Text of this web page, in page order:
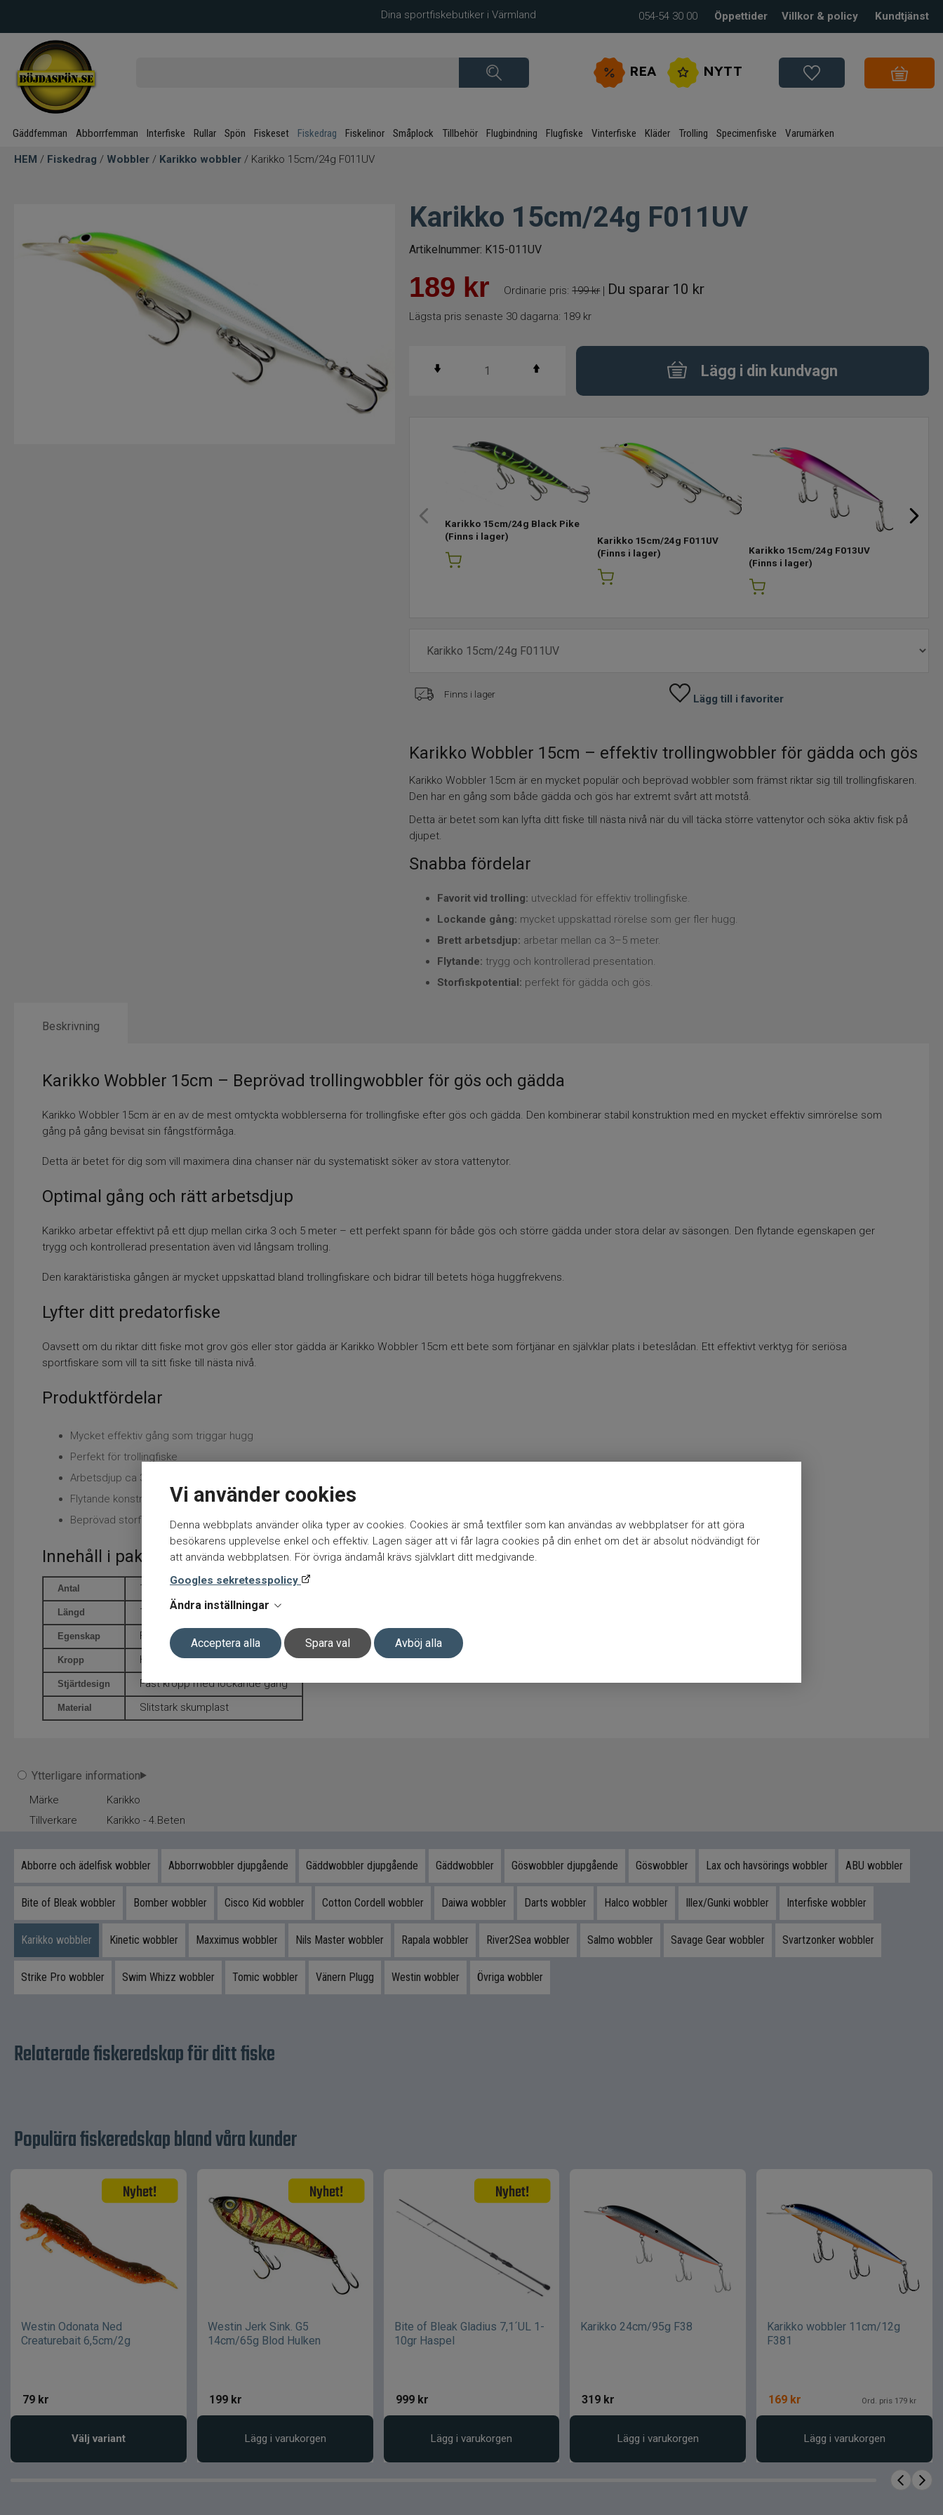
Vi använder cookies
Denna webbplats använder olika typer av cookies. Cookies är små textfiler som kan användas av webbplatser för att göra
besökarens upplevelse enkel och effektiv. Lagen säger att vi får lagra cookies på din enhet om det är absolut nödvändigt för
att använda webbplatsen. För övriga ändamål krävs självklart ditt medgivande.
Googles sekretesspolicy
Ändra inställningar
Acceptera alla Spara val Avböj alla
Dina sportfiskebutiker i Värmland 054-54 30 00 Öppettider Villkor & policy Kundtjänst
REA NYTT
Gäddfemman Abborrfemman Interfiske Rullar Spön Fiskeset Fiskedrag Fiskelinor Småplock Tillbehör Flugbindning Flugfiske Vinterfiske Kläder Trolling Specimenfiske Varumärken
HEM / Fiskedrag / Wobbler / Karikko wobbler / Karikko 15cm/24g F011UV
Karikko 15cm/24g F011UV
Artikelnummer: K15-011UV
189 kr Ordinarie pris: 199 kr| Du sparar 10 kr
Lägsta pris senaste 30 dagarna: 189 kr
Lägg i din kundvagn
Karikko 15cm/24g Black Pike
(Finns i lager)
Karikko 15cm/24g F011UV
(Finns i lager)
Karikko 15cm/24g F013UV
(Finns i lager)
Finns i lager Lägg till i favoriter
Karikko Wobbler 15cm – effektiv trollingwobbler för gädda och gös
Karikko Wobbler 15cm är en mycket populär och beprövad wobbler som främst riktar sig till trollingfiskaren.
Den har en gång som både gädda och gös har extremt svårt att motstå.
Detta är betet som kan lyfta ditt fiske till nästa nivå när du vill täcka större vattenytor och söka aktiv fisk på
djupet.
Snabba fördelar
Favorit vid trolling: utvecklad för effektiv trollingfiske.
Lockande gång: mycket uppskattad rörelse som ger fler hugg.
Brett arbetsdjup: arbetar mellan ca 3–5 meter.
Flytande: trygg och kontrollerad presentation.
Storfiskpotential: perfekt för gädda och gös.
Beskrivning
Karikko Wobbler 15cm – Beprövad trollingwobbler för gös och gädda
Karikko Wobbler 15cm är en av de mest omtyckta wobblerserna för trollingfiske efter gös och gädda. Den kombinerar stabil konstruktion med en mycket effektiv simrörelse som
gång på gång bevisat sin fångstförmåga.
Detta är betet för dig som vill maximera dina chanser när du systematiskt söker av stora vattenytor.
Optimal gång och rätt arbetsdjup
Karikko arbetar effektivt på ett djup mellan cirka 3 och 5 meter – ett perfekt spann för både gös och större gädda under stora delar av säsongen. Den flytande egenskapen ger
trygg och kontrollerad presentation även vid långsam trolling.
Den karaktäristiska gången är mycket uppskattad bland trollingfiskare och bidrar till betets höga huggfrekvens.
Lyfter ditt predatorfiske
Oavsett om du riktar ditt fiske mot grov gös eller stor gädda är Karikko Wobbler 15cm ett bete som förtjänar en självklar plats i beteslådan. Ett effektivt verktyg för seriösa
sportfiskare som vill ta sitt fiske till nästa nivå.
Produktfördelar
Mycket effektiv gång som triggar hugg
Perfekt för trollingfiske
Arbetsdjup ca 3–5 meter
Flytande konstruktion för stabil presentation
Beprövad storfiskfångare
Innehåll i paketet
Antal 1 st
Längd 15 cm
Egenskap Flytande
Kropp Hård wobblerkropp
Stjärtdesign Fast kropp med lockande gång
Material Slitstark skumplast
Ytterligare information
Märke
Karikko
Tillverkare
Karikko - 4.Beten
Abborre och ädelfisk wobbler Abborrwobbler djupgående Gäddwobbler djupgående Gäddwobbler Göswobbler djupgående Göswobbler Lax och havsörings wobbler ABU wobbler
Bite of Bleak wobbler Bomber wobbler Cisco Kid wobbler Cotton Cordell wobbler Daiwa wobbler Darts wobbler Halco wobbler Illex/Gunki wobbler Interfiske wobbler
Karikko wobbler Kinetic wobbler Maxximus wobbler Nils Master wobbler Rapala wobbler River2Sea wobbler Salmo wobbler Savage Gear wobbler Svartzonker wobbler
Strike Pro wobbler Swim Whizz wobbler Tomic wobbler Vänern Plugg Westin wobbler Övriga wobbler
Relaterade fiskeredskap för ditt fiske
Populära fiskeredskap bland våra kunder
Westin Odonata Ned
Creaturebait 6,5cm/2g
79 kr
Välj variant
Westin Jerk Sink. G5
14cm/65g Blod Hulken
199 kr
Lägg i varukorgen
Bite of Bleak Gladius 7,1´UL 1-
10gr Haspel
999 kr
Lägg i varukorgen
Karikko 24cm/95g F38
319 kr
Lägg i varukorgen
Karikko wobbler 11cm/12g
F381
169 kr Ord. pris 179 kr
Lägg i varukorgen